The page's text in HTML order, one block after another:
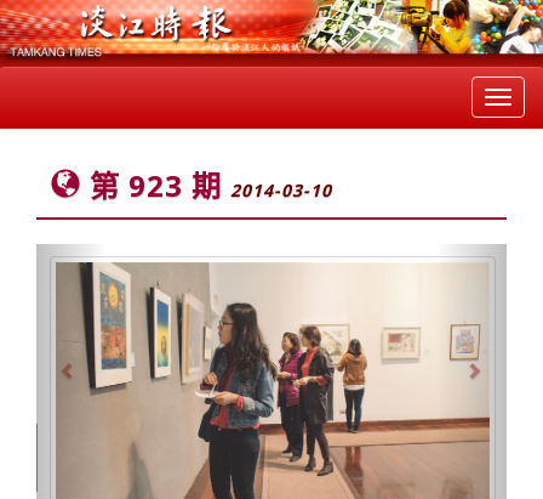
第 923 期 2014-03-10
Previous Next